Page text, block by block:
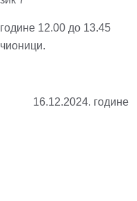
12.00 до 13.45
16.12.2024. године